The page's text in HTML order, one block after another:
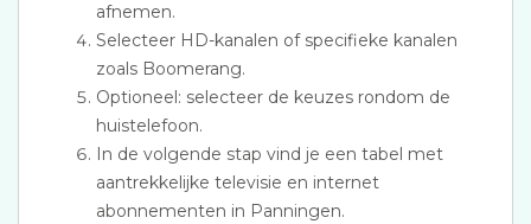
afnemen.
Selecteer HD-kanalen of specifieke kanalen
zoals Boomerang.
Optioneel: selecteer de keuzes rondom de
huistelefoon.
In de volgende stap vind je een tabel met
aantrekkelijke televisie en internet
abonnementen in Panningen.